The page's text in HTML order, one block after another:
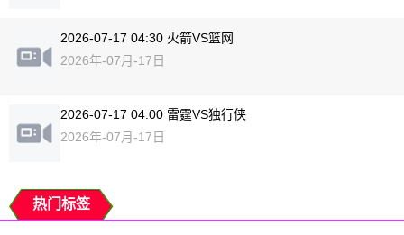
2026-07-17 04:30 火箭VS篮网
2026年-07月-17日
2026-07-17 04:00 雷霆VS独行侠
2026年-07月-17日
热门标签